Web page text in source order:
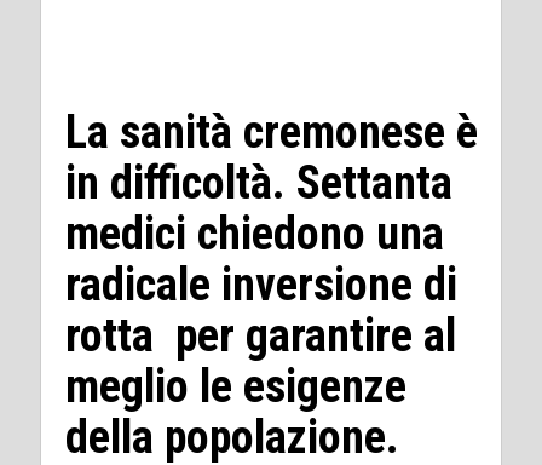
La sanità cremonese è
in difficoltà. Settanta
medici chiedono una
radicale inversione di
rotta per garantire al
meglio le esigenze
della popolazione.